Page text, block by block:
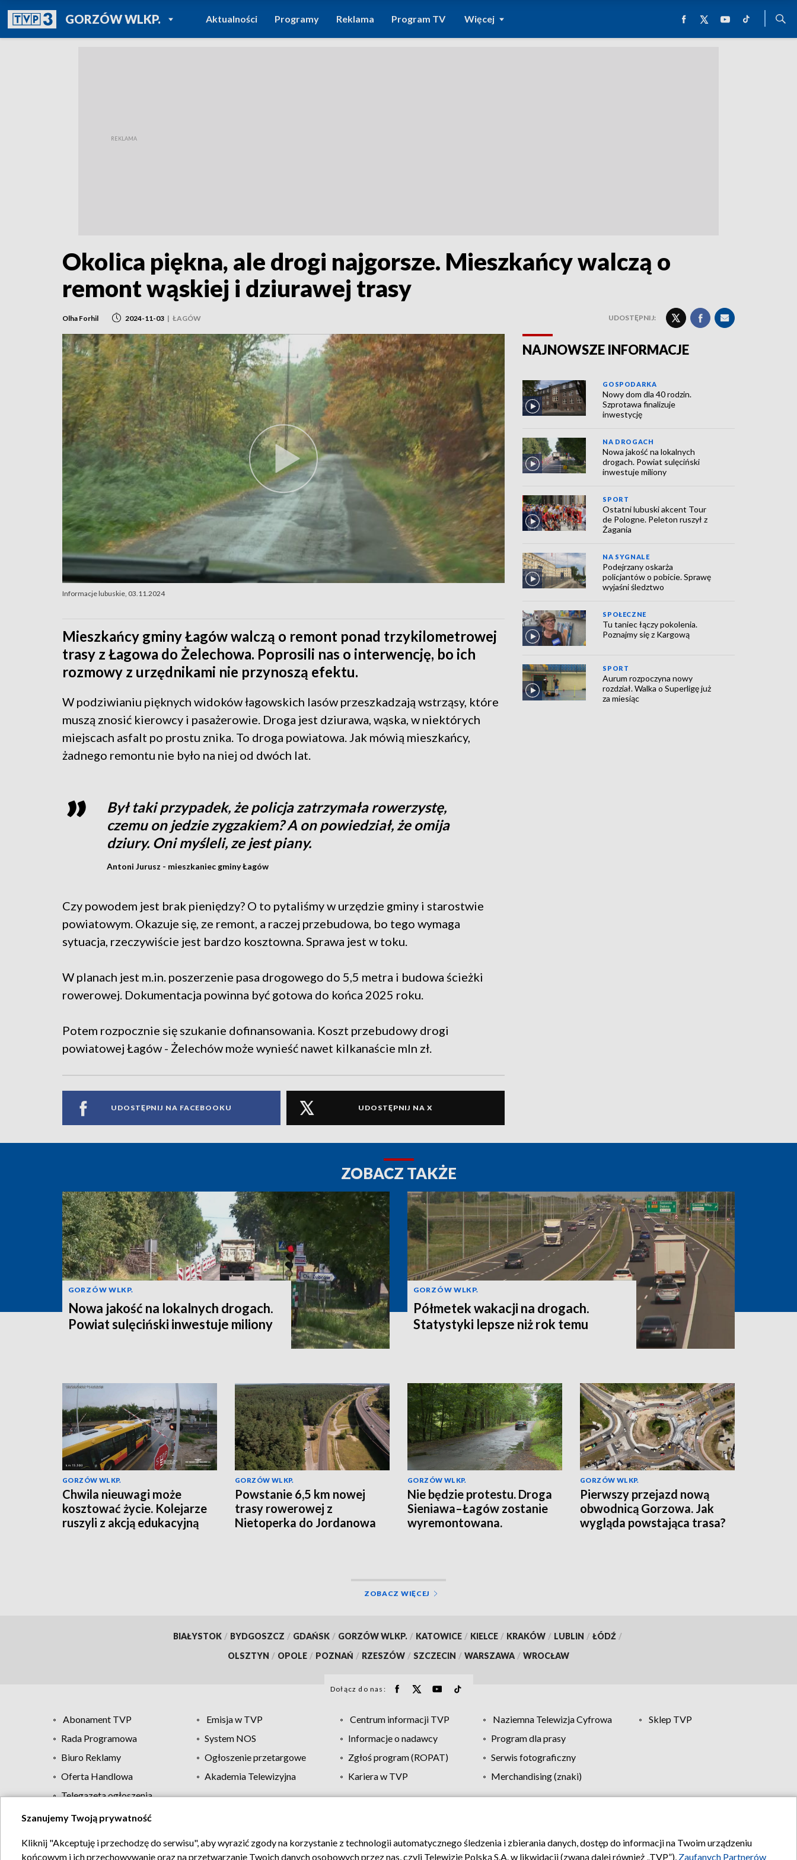
GORZÓW WLKP.POWRÓT DO
TVP REGIONY
Aktualności Programy Reklama Program TV Więcej
Okolica piękna, ale drogi najgorsze. Mieszkańcy walczą o
remont wąskiej i dziurawej trasy
Olha Forhil 2024-11-03 | ŁAGÓW UDOSTĘPNIJ:
Informacje lubuskie, 03.11.2024
Mieszkańcy gminy Łagów walczą o remont ponad trzykilometrowej
trasy z Łagowa do Żelechowa. Poprosili nas o interwencję, bo ich
rozmowy z urzędnikami nie przynoszą efektu.
W podziwianiu pięknych widoków łagowskich lasów przeszkadzają wstrząsy, które
muszą znosić kierowcy i pasażerowie. Droga jest dziurawa, wąska, w niektórych
miejscach asfalt po prostu znika. To droga powiatowa. Jak mówią mieszkańcy,
żadnego remontu nie było na niej od dwóch lat.
Był taki przypadek, że policja zatrzymała rowerzystę,
czemu on jedzie zygzakiem? A on powiedział, że omija
dziury. Oni myśleli, ze jest piany.
Antoni Jurusz - mieszkaniec gminy Łagów
Czy powodem jest brak pieniędzy? O to pytaliśmy w urzędzie gminy i starostwie
powiatowym. Okazuje się, ze remont, a raczej przebudowa, bo tego wymaga
sytuacja, rzeczywiście jest bardzo kosztowna. Sprawa jest w toku.
W planach jest m.in. poszerzenie pasa drogowego do 5,5 metra i budowa ścieżki
rowerowej. Dokumentacja powinna być gotowa do końca 2025 roku.
Potem rozpocznie się szukanie dofinansowania. Koszt przebudowy drogi
powiatowej Łagów - Żelechów może wynieść nawet kilkanaście mln zł.
UDOSTĘPNIJ NA FACEBOOKU UDOSTĘPNIJ NA X
NAJNOWSZE INFORMACJE
GOSPODARKA
Nowy dom dla 40 rodzin.
Szprotawa finalizuje
inwestycję
NA DROGACH
Nowa jakość na lokalnych
drogach. Powiat sulęciński
inwestuje miliony
SPORT
Ostatni lubuski akcent Tour
de Pologne. Peleton ruszył z
Żagania
NA SYGNALE
Podejrzany oskarża
policjantów o pobicie. Sprawę
wyjaśni śledztwo
SPOŁECZNE
Tu taniec łączy pokolenia.
Poznajmy się z Kargową
SPORT
Aurum rozpoczyna nowy
rozdział. Walka o Superligę już
za miesiąc
ZOBACZ TAKŻE
GORZÓW WLKP.
Nowa jakość na lokalnych drogach.
Powiat sulęciński inwestuje miliony
GORZÓW WLKP.
Półmetek wakacji na drogach.
Statystyki lepsze niż rok temu
GORZÓW WLKP.
Chwila nieuwagi może
kosztować życie. Kolejarze
ruszyli z akcją edukacyjną
GORZÓW WLKP.
Powstanie 6,5 km nowej
trasy rowerowej z
Nietoperka do Jordanowa
GORZÓW WLKP.
Nie będzie protestu. Droga
Sieniawa–Łagów zostanie
wyremontowana.
GORZÓW WLKP.
Pierwszy przejazd nową
obwodnicą Gorzowa. Jak
wygląda powstająca trasa?
ZOBACZ WIĘCEJ
BIAŁYSTOK / BYDGOSZCZ / GDAŃSK / GORZÓW WLKP. / KATOWICE / KIELCE / KRAKÓW / LUBLIN / ŁÓDŹ /
OLSZTYN / OPOLE / POZNAŃ / RZESZÓW / SZCZECIN / WARSZAWA / WROCŁAW
Dołącz do nas:
Abonament TVP Emisja w TVP Centrum informacji TVP Naziemna Telewizja Cyfrowa
Sklep TVP
Rada Programowa
System NOS Informacje o nadawcy
Program dla prasy
Biuro Reklamy
Ogłoszenie przetargowe Zgłoś program (ROPAT)
Serwis fotograficzny
Oferta Handlowa
Akademia Telewizyjna Kariera w TVP
Merchandising (znaki)
Telegazeta ogłoszenia
Regulamin TVP Polityka prywatności Moje zgody Pomoc Biuro reklamy Kontakt
Szanujemy Twoją prywatność
Kliknij "Akceptuję i przechodzę do serwisu", aby wyrazić zgody na korzystanie z technologii automatycznego śledzenia i zbierania danych, dostęp do informacji na Twoim urządzeniu
końcowym i ich przechowywanie oraz na przetwarzanie Twoich danych osobowych przez nas, czyli Telewizję Polską S.A. w likwidacji (zwaną dalej również „TVP”), Zaufanych Partnerów